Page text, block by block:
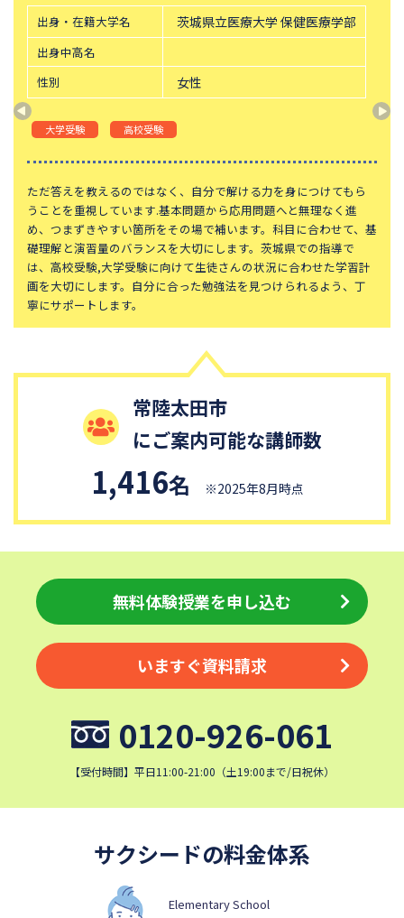
帝塚山中学校
中央大学附属横浜中学校
六甲学院中学校
青山学院横浜英和中学校
東山中学校
山手学院中学校
函館ラ・サール中学校
城北中学校
神奈川大学附属中学校
法政大学第二中学校
品川女子学院中等部
東京都立桜修館中等教育学校
学習院中等科
頌栄女子学院中学校
田園調布学園中等部
江戸川学園取手中学校
山脇学園中学校
恵泉女学園中学校
千代田区立九段中等教育学校
大妻中学校
東京都市大学等々力中学校
中央大学附属中学校
桐蔭学園中等教育学校
獨協中学校
昭和女子大学附属昭和中学校
埼玉栄中学校
城北埼玉中学校
日本大学中学校
麗澤中学校
かえつ有明中学校
浦和ルーテル学院中学校
目黒日本大学中学校
関東学院中学校
鎌倉女学院中学校
カリタス女子中学校
成城学園中学校
出身・在籍大学名 茨城県立医療大学 保健医療学部
出身中高名
性別
女性
大学受験 高校受験
ただ答えを教えるのではなく、自分で解ける力を身につけてもら
うことを重視しています.基本問題から応用問題へと無理なく進
め、つまずきやすい箇所をその場で補います。科目に合わせて、基
礎理解と演習量のバランスを大切にします。茨城県での指導で
は、高校受験,大学受験に向けて生徒さんの状況に合わせた学習計
画を大切にします。自分に合った勉強法を見つけられるよう、丁
寧にサポートします。
常陸太田市
にご案内可能な講師数
1,416名 ※2025年8月時点
無料体験授業を申し込む
いますぐ資料請求
0120-926-061
【受付時間】平日11:00-21:00（土19:00まで/日祝休）
サクシードの料金体系
Elementary School